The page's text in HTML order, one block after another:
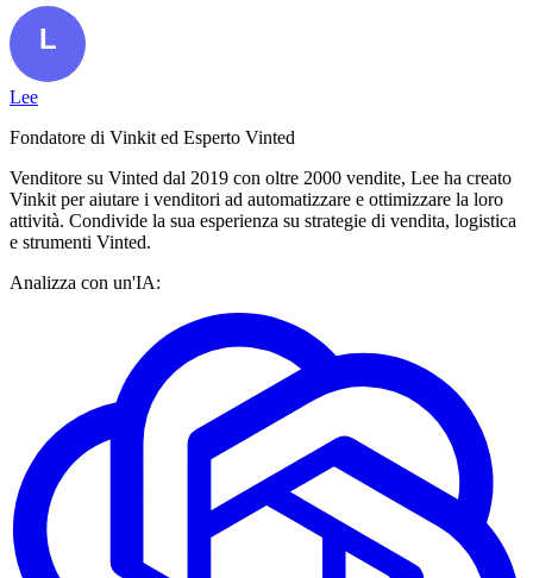
Lee
Fondatore di Vinkit ed Esperto Vinted
Venditore su Vinted dal 2019 con oltre 2000 vendite, Lee ha creato
Vinkit per aiutare i venditori ad automatizzare e ottimizzare la loro
attività. Condivide la sua esperienza su strategie di vendita, logistica
e strumenti Vinted.
Analizza con un'IA: